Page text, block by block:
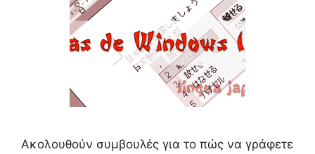
Ακολουθούν συμβουλές για το πώς να γράφετε